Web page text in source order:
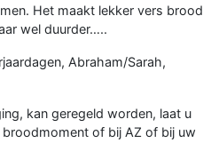
Het maakt lekker vers brood
wel duurder…..
Abraham/Sarah,
kan geregeld worden, laat u
of bij AZ of bij uw